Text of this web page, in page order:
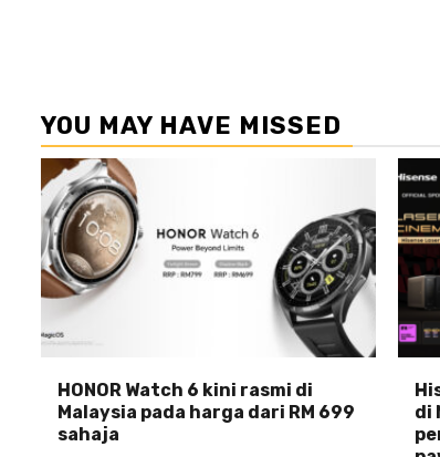
YOU MAY HAVE MISSED
HONOR Watch 6 kini rasmi di
Malaysia pada harga dari RM 699
sahaja
di